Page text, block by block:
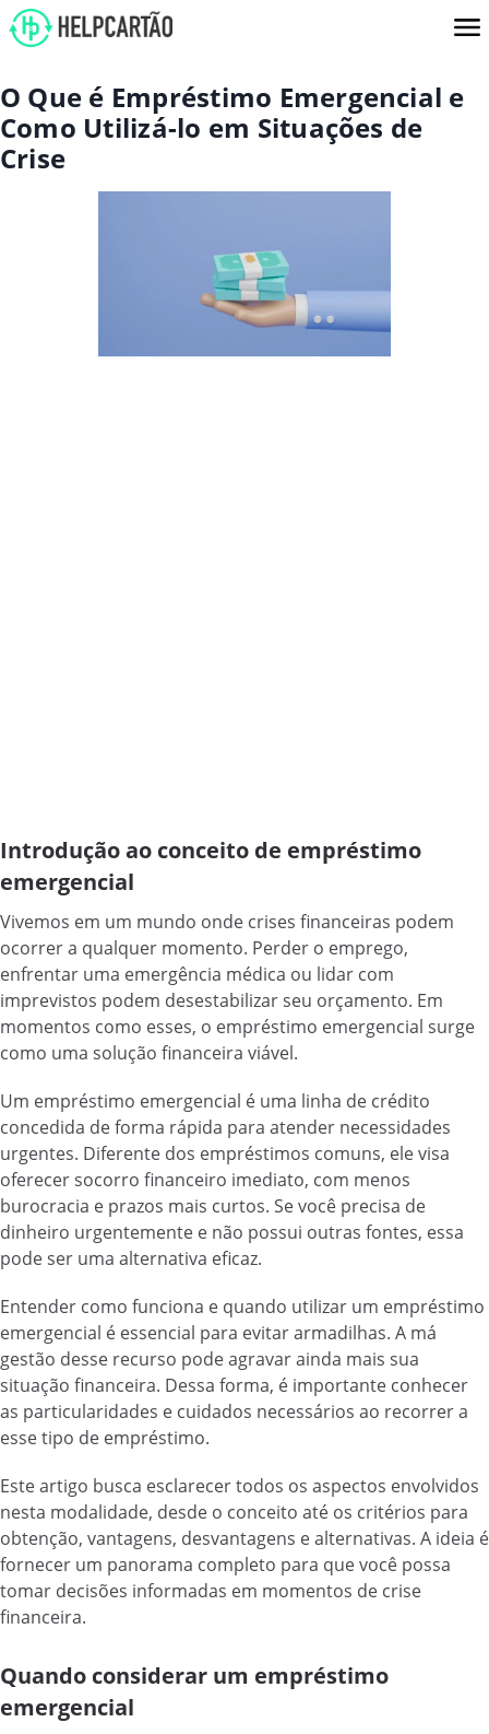
O Que é Empréstimo Emergencial e
Como Utilizá-lo em Situações de
Crise
Introdução ao conceito de empréstimo
emergencial
Vivemos em um mundo onde crises financeiras podem
ocorrer a qualquer momento. Perder o emprego,
enfrentar uma emergência médica ou lidar com
imprevistos podem desestabilizar seu orçamento. Em
momentos como esses, o empréstimo emergencial surge
como uma solução financeira viável.
Um empréstimo emergencial é uma linha de crédito
concedida de forma rápida para atender necessidades
urgentes. Diferente dos empréstimos comuns, ele visa
oferecer socorro financeiro imediato, com menos
burocracia e prazos mais curtos. Se você precisa de
dinheiro urgentemente e não possui outras fontes, essa
pode ser uma alternativa eficaz.
Entender como funciona e quando utilizar um empréstimo
emergencial é essencial para evitar armadilhas. A má
gestão desse recurso pode agravar ainda mais sua
situação financeira. Dessa forma, é importante conhecer
as particularidades e cuidados necessários ao recorrer a
esse tipo de empréstimo.
Este artigo busca esclarecer todos os aspectos envolvidos
nesta modalidade, desde o conceito até os critérios para
obtenção, vantagens, desvantagens e alternativas. A ideia é
fornecer um panorama completo para que você possa
tomar decisões informadas em momentos de crise
financeira.
Quando considerar um empréstimo
emergencial